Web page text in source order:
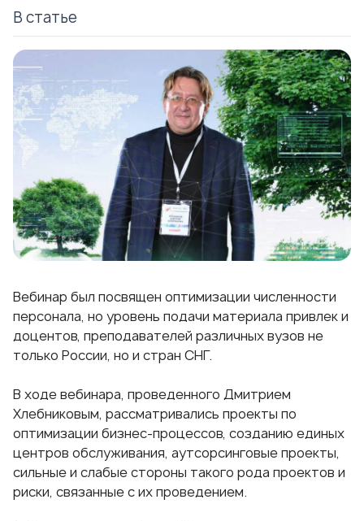
В статье
Вебинар был посвящен оптимизации численности
персонала, но уровень подачи материала привлек и
доцентов, преподавателей различных вузов не
только России, но и стран СНГ.
В ходе вебинара, проведенного Дмитрием
Хлебниковым, рассматривались проекты по
оптимизации бизнес-процессов, созданию единых
центров обслуживания, аутсорсинговые проекты,
сильные и слабые стороны такого рода проектов и
риски, связанные с их проведением.